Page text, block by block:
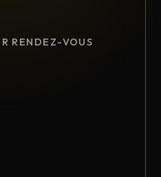
RENDEZ-VOUS